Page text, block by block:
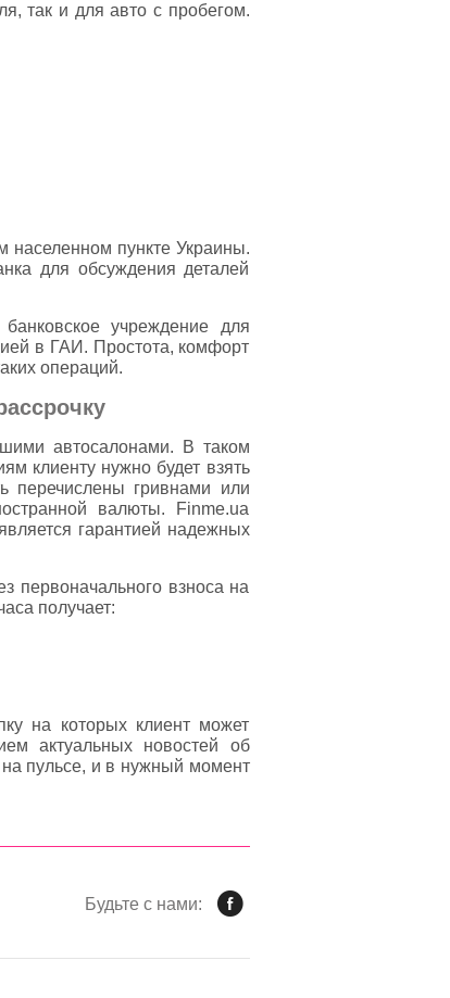
так и для авто с пробегом.
населенном пункте Украины.
для обсуждения деталей
учреждение для
в ГАИ. Простота, комфорт
операций.
автосалонами. В таком
клиенту нужно будет взять
перечислены гривнами или
валюты. Finme.ua
гарантией надежных
первоначального взноса на
получает:
на которых клиент может
актуальных новостей об
на пульсе, и в нужный момент
Будьте с нами: